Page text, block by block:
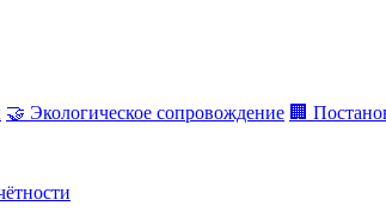
🤝 Экологическое сопровождение 🏢